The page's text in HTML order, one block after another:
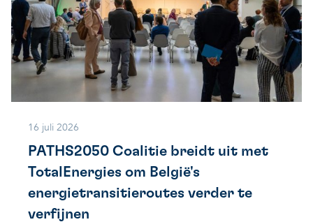
16 juli 2026
PATHS2050 Coalitie breidt uit met
TotalEnergies om België's
energietransitieroutes verder te
verfijnen